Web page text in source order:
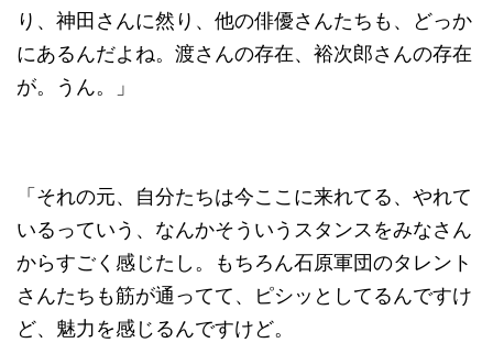
り、神田さんに然り、他の俳優さんたちも、どっか
にあるんだよね。渡さんの存在、裕次郎さんの存在
が。うん。」
「それの元、自分たちは今ここに来れてる、やれて
いるっていう、なんかそういうスタンスをみなさん
からすごく感じたし。もちろん石原軍団のタレント
さんたちも筋が通ってて、ピシッとしてるんですけ
ど、魅力を感じるんですけど。